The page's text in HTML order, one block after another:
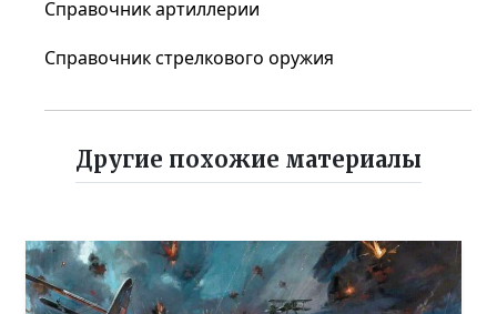
Справочник артиллерии
Справочник стрелкового оружия
Другие похожие материалы